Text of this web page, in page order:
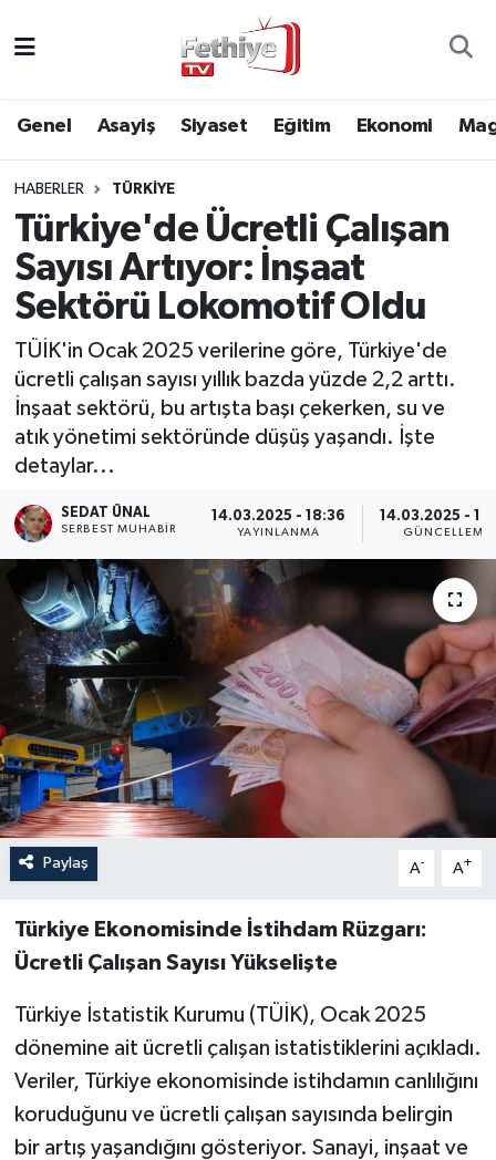
Genel Asayiş Siyaset Eğitim Ekonomi
HABERLER TÜRKIYE
Türkiye'de Ücretli Çalışan
Sayısı Artıyor: İnşaat
Sektörü Lokomotif Oldu
TÜİK'in Ocak 2025 verilerine göre, Türkiye'de
ücretli çalışan sayısı yıllık bazda yüzde 2,2 arttı.
İnşaat sektörü, bu artışta başı çekerken, su ve
atık yönetimi sektöründe düşüş yaşandı. İşte
detaylar...
SEDAT ÜNAL
SERBEST MUHABIR
14.03.2025 - 18:36
YAYINLANMA
14.03.2025 -
GÜNCELLEME
Paylaş A- A+
Türkiye Ekonomisinde İstihdam Rüzgarı:
Ücretli Çalışan Sayısı Yükselişte
Türkiye İstatistik Kurumu (TÜİK), Ocak 2025
dönemine ait ücretli çalışan istatistiklerini açıkladı.
Veriler, Türkiye ekonomisinde istihdamın canlılığını
koruduğunu ve ücretli çalışan sayısında belirgin
bir artış yaşandığını gösteriyor. Sanayi, inşaat ve
Asayiş
Eğitim
Ekonomi
Spor
Turizm
Muğla Hava Durumu
Muğla Namaz Vakitleri
Muğla Trafik Yoğunluk Haritası
Süper Lig Puan Durumu ve Fikstür
Son Dakika Haberleri
Haber Arşivi